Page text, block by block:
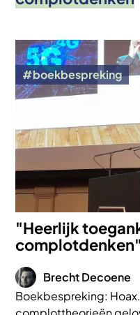
Afbeelding
boekbespreking
"Heerlijk
complotdenken"
Afbeelding
Brecht Decoene
Boekbespreking: